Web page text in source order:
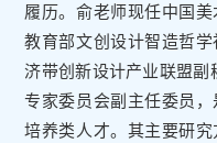
履历。俞老师现任中国
教育部文创设计智造哲
济带创新设计产业联盟副
专家委员会副主任委员
培养类人才。其主要研